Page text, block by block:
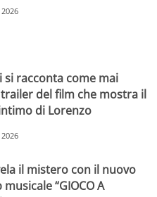
si racconta come mai
del film che mostra il
di Lorenzo
il mistero con il nuovo
“GIOCO A